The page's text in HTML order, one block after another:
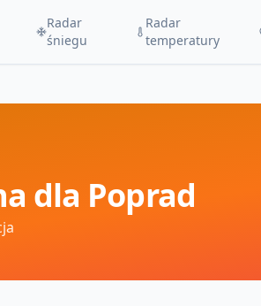
Radar
śniegu
Radar
temperatury
dla Poprad